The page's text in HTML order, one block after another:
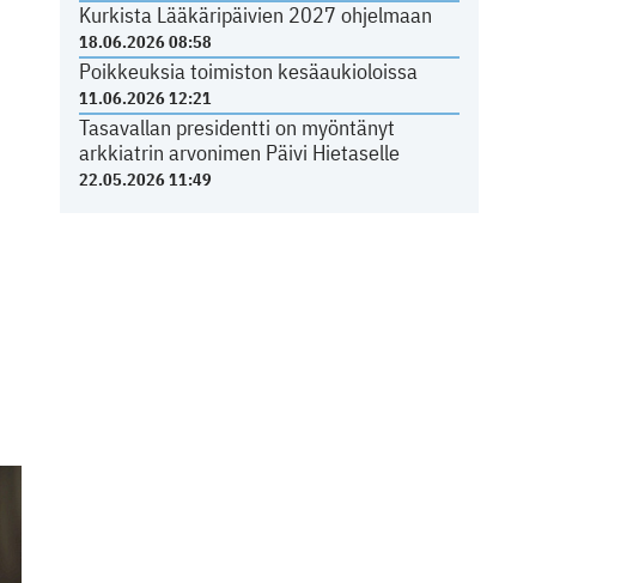
Kurkista Lääkäripäivien 2027 ohjelmaan
18.06.2026 08:58
Poikkeuksia toimiston kesäaukioloissa
11.06.2026 12:21
Tasavallan presidentti on myöntänyt
arkkiatrin arvonimen Päivi Hietaselle
22.05.2026 11:49